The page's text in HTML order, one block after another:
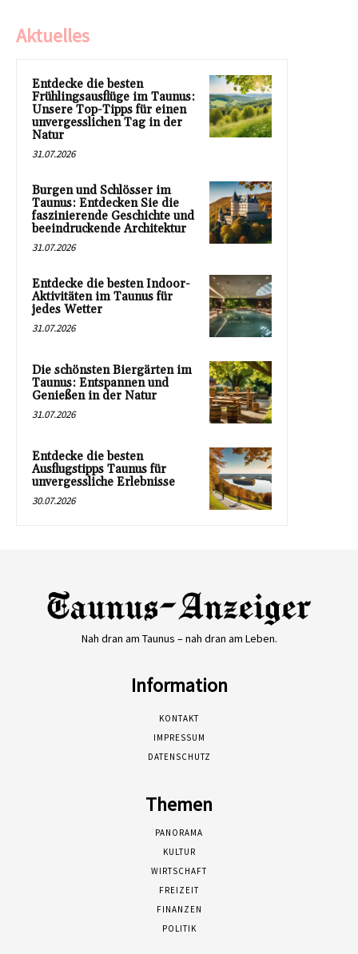
Aktuelles
Entdecke die besten
Frühlingsausflüge im Taunus:
Unsere Top-Tipps für einen
unvergesslichen Tag in der
Natur
31.07.2026
Burgen und Schlösser im
Taunus: Entdecken Sie die
faszinierende Geschichte und
beeindruckende Architektur
31.07.2026
Entdecke die besten Indoor-
Aktivitäten im Taunus für
jedes Wetter
31.07.2026
Die schönsten Biergärten im
Taunus: Entspannen und
Genießen in der Natur
31.07.2026
Entdecke die besten
Ausflugstipps Taunus für
unvergessliche Erlebnisse
30.07.2026
Nah dran am Taunus – nah dran am Leben.
Information
KONTAKT
IMPRESSUM
DATENSCHUTZ
Themen
PANORAMA
KULTUR
WIRTSCHAFT
FREIZEIT
FINANZEN
POLITIK